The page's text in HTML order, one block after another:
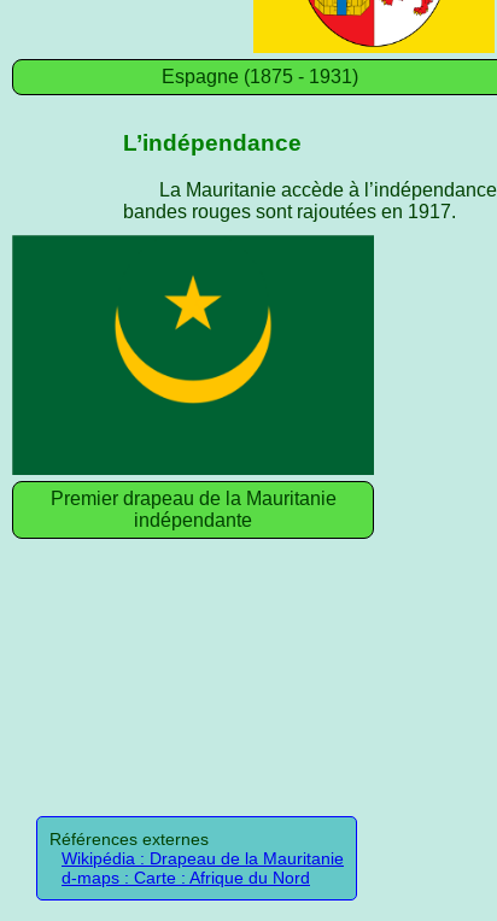
Espagne (1875 - 1931)
L’indépendance
La Mauritanie accède à
bandes rouges sont rajoutées en 1917.
Premier drapeau de la Mauritanie
indépendante
Références externes
Wikipédia : Drapeau de la Mauritanie
d-maps : Carte : Afrique du Nord